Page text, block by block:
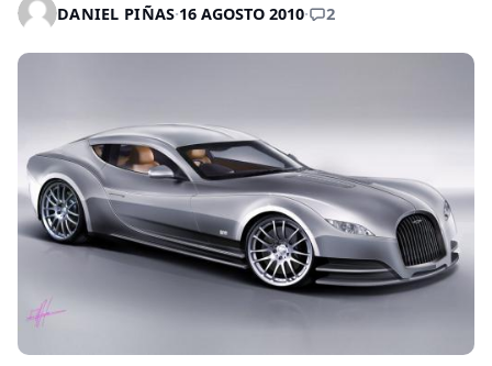
DANIEL PIÑAS·16 AGOSTO 2010· 2